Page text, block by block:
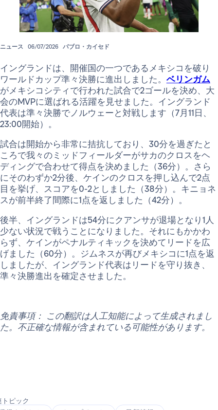
ニュース 06/07/2026 パブロ・カイセド
イングランドは、開催国の一つであるメキシコを破り
ワールドカップ準々決勝に進出しました。 ベリンガム
がメキシコシティで行われた試合で2ゴールを決め、大
会のMVPに選ばれる活躍を見せました。イングランド
代表は準々決勝でノルウェーと対戦します（7月11日、
23:00開始）。
試合は開始から非常に拮抗しており、30分を過ぎたと
ころで我々のミッドフィールダーがサカのクロスをヘ
ディングで合わせて得点を決めました（36分）。さら
にそのわずか2分後、ケインのクロスを押し込んで2点
目を挙げ、スコアを0-2としました（38分）。キニョネ
スが前半終了間際に1点を返しました（42分）。
後半、イングランドは54分にクアンサが退場となり1人
少ない状況で戦うことになりました。それにもかかわ
らず、ケインがペナルティキックを決めてリードを広
げました（60分）。ジムネスが再びメキシコに1点を返
しましたが、イングランド代表はリードを守り抜き、
準々決勝進出を確定させました。
免責事項： この翻訳は人工知能によって生成されまし
た。不正確な情報が含まれている可能性があります。
トピック